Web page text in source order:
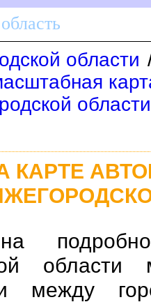
области
области
КАРТЕ
между